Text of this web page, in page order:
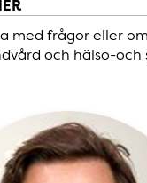
med frågor eller
och hälso-och